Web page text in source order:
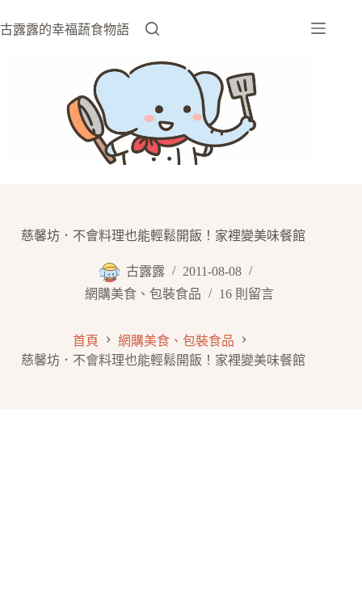
至
古露露的幸福蔬食物語
慈馨坊．不會料理也能輕鬆開飯！家裡變美味餐館
古露露
2011-08-08
網購美食、包裝食品
16 則留言
首頁
網購美食、包裝食品
慈馨坊．不會料理也能輕鬆開飯！家裡變美味餐館